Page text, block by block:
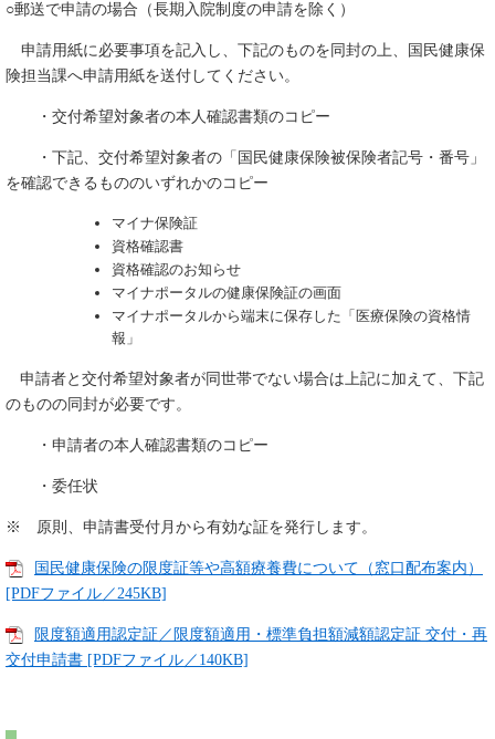
○郵送で申請の場合（長期入院制度の申請を除く）
申請用紙に必要事項を記入し、下記のものを同封の上、国民健康保
険担当課へ申請用紙を送付してください。
・交付希望対象者の本人確認書類のコピー
・下記、交付希望対象者の「国民健康保険被保険者記号・番号」
を確認できるもののいずれかのコピー
マイナ保険証
資格確認書
資格確認のお知らせ
マイナポータルの健康保険証の画面
マイナポータルから端末に保存した「医療保険の資格情
報」
申請者と交付希望対象者が同世帯でない場合は上記に加えて、下記
のものの同封が必要です。
・申請者の本人確認書類のコピー
・委任状
※ 原則、申請書受付月から有効な証を発行します。
国民健康保険の限度証等や高額療養費について（窓口配布案内）
[PDFファイル／245KB]
限度額適用認定証／限度額適用・標準負担額減額認定証 交付・再
交付申請書 [PDFファイル／140KB]